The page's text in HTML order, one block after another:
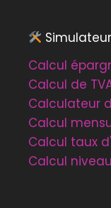
Calcul
Calcul de
Calculateur
Calcul
Calcul taux
Calcul